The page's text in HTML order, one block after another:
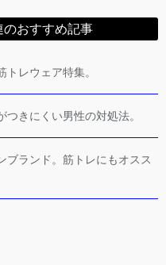
のおすすめ記事
トレウェア特集。
きにくい男性の対処法。
ブランド。筋トレにもオスス